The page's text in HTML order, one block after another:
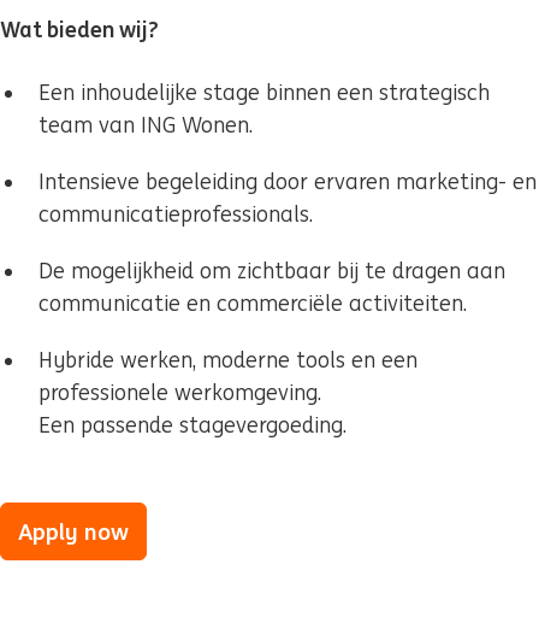
Wat bieden wij?
Een inhoudelijke stage binnen een strategisch
team van ING Wonen.
Intensieve begeleiding door ervaren marketing- en
communicatieprofessionals.
De mogelijkheid om zichtbaar bij te dragen aan
communicatie en commerciële activiteiten.
Hybride werken, moderne tools en een
professionele werkomgeving.
Een passende stagevergoeding.
Apply now